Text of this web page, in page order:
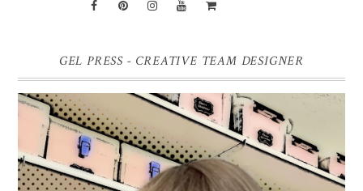
GEL PRESS - CREATIVE TEAM DESIGNER